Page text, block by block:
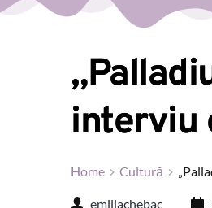
interviu
Home Cultură
emiliachebac